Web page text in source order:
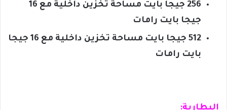
256 جيجا بايت مساحة تخزين داخلية مع 16
جيجا بايت رامات
512 جيجا بايت مساحة تخزين داخلية مع 16 جيجا
بايت رامات